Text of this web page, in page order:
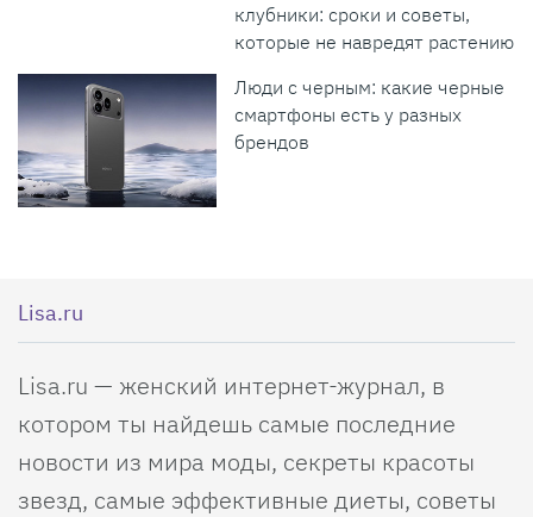
клубники: сроки и советы,
которые не навредят растению
Люди с черным: какие черные
смартфоны есть у разных
брендов
Lisa.ru
Lisa.ru — женский интернет-журнал, в
котором ты найдешь самые последние
новости из мира моды, секреты красоты
звезд, самые эффективные диеты, советы